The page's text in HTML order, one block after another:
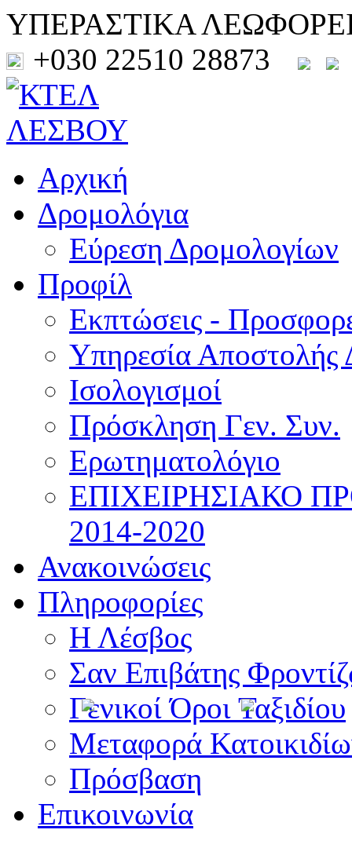
ΥΠΕΡΑΣΤΙΚΑ
+030 22510 28873
Αρχική
Δρομολόγια
Εύρεση Δρομολογίων
Προφίλ
Εκπτώσεις -
Υπηρεσία Αποστολής
Ισολογισμοί
Πρόσκληση Γεν. Συν.
Ερωτηματολόγιο
ΕΠΙΧΕΙΡΗΣΙΑΚΟ
2014-2020
Ανακοινώσεις
Πληροφορίες
Η Λέσβος
Σαν Επιβάτης
Γενικοί Όροι Ταξιδίου
Μεταφορά
Πρόσβαση
Επικοινωνία